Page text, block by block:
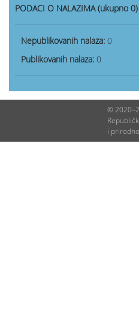
PODACI O NALAZIMA (ukupno 0)
Nepublikovanih nalaza: 0
Publikovanih nalaza: 0
©
i